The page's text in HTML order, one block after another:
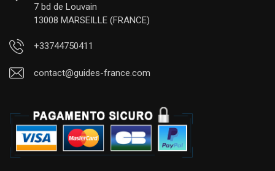
7 bd de Louvain
13008 MARSEILLE (FRANCE)
+33744750411
contact@guides-france.com